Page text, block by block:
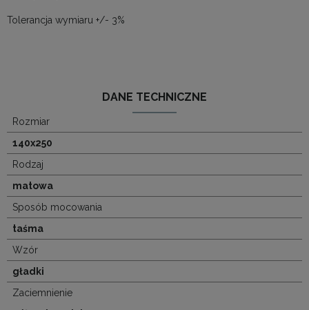
Tolerancja wymiaru +/- 3%
DANE TECHNICZNE
Rozmiar
140x250
Rodzaj
matowa
Sposób mocowania
taśma
Wzór
gładki
Zaciemnienie